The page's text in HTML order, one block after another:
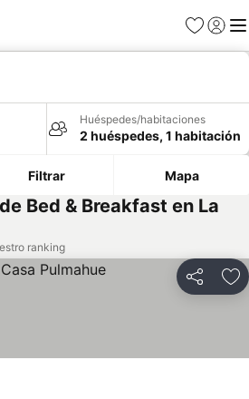
Favoritos
Iniciar
Huéspedes/habitaciones
2 huéspedes, 1 habitación
Filtrar Mapa
Bed & Breakfast en La
ranking
Compartir